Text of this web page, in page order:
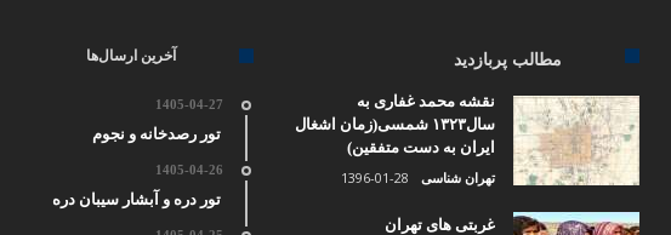
مطالب پربازدید
نقشه محمد غفاری به
سال۱۳۲۳ شمسی(زمان اشغال
ایران به دست متفقین)
تهران شناسی 1396-01-28
غربتی های تهران
آخرین ارسال‌ها
1405-04-27
تور رصدخانه و نجوم
1405-04-26
تور دره و آبشار سیبان دره